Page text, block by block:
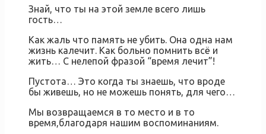
Знай, что ты на этой земле всего лишь
гость…
Как жаль что память не убить. Она одна нам
жизнь калечит. Как больно помнить всё и
жить… С нелепой фразой “время лечит”!
Пустота… Это когда ты знаешь, что вроде
бы живешь, но не можешь понять, для чего…
Мы возвращаемся в то место и в то
время,благодаря нашим воспоминаниям.